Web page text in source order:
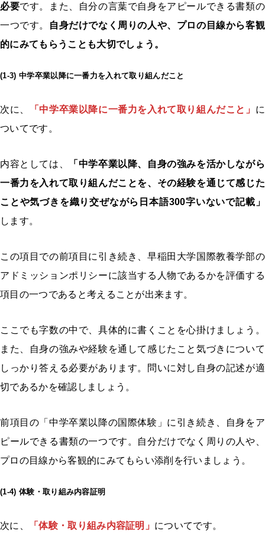
必要です。また、自分の言葉で自身をアピールできる書類の
一つです。
自身だけでなく周りの人や、プロの目線から客観
的にみてもらうことも大切でしょう。
(1-3) 中学卒業以降に一番力を入れて取り組んだこと
次に、 「中学卒業以降に一番力を入れて取り組んだこと」 に
ついてです。
内容としては、
「中学卒業以降、自身の強みを活かしながら
一番力を入れて取り組んだことを、その経験を通じて感じた
ことや気づきを織り交ぜながら日本語300字いないで記載」
します。
この項目での前項目に引き続き、早稲田大学国際教養学部の
アドミッションポリシーに該当する人物であるかを評価する
項目の一つであると考えることが出来ます。
ここでも字数の中で、具体的に書くことを心掛けましょう。
また、自身の強みや経験を通して感じたこと気づきについて
しっかり答える必要があります。問いに対し自身の記述が適
切であるかを確認しましょう。
前項目の「中学卒業以降の国際体験」に引き続き、自身をア
ピールできる書類の一つです。自分だけでなく周りの人や、
プロの目線から客観的にみてもらい添削を行いましょう。
(1-4) 体験・取り組み内容証明
次に、 「体験・取り組み内容証明」 についてです。